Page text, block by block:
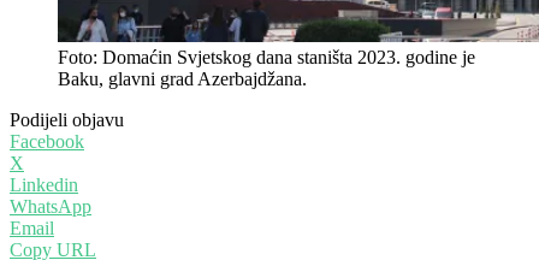
Foto: Domaćin Svjetskog dana staništa 2023. godine je
Baku, glavni grad Azerbajdžana.
Podijeli objavu
Facebook
X
Linkedin
WhatsApp
Email
Copy URL